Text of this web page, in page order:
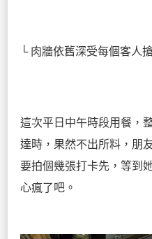
└ 肉牆依舊深受每個客人
這次平日中午時段用餐，
達時，果然不出所料，朋
要拍個幾張打卡先，等到
心瘋了吧。